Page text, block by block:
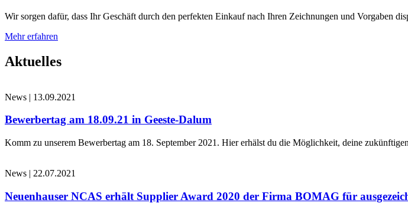
Wir sorgen dafür, dass Ihr Geschäft durch den perfekten Einkauf nach Ihren Zeichnungen und Vorgaben
Mehr erfahren
Aktuelles
News | 13.09.2021
Bewerbertag am 18.09.21 in Geeste-Dalum
Komm zu unserem Bewerbertag am 18. September 2021. Hier erhälst du die Möglichkeit, deine
News | 22.07.2021
Neuenhauser NCAS erhält Supplier Award 2020 der Firma BOMAG für